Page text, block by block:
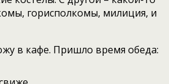
горисполкомы, милиция, и
в кафе. Пришло время обеда: